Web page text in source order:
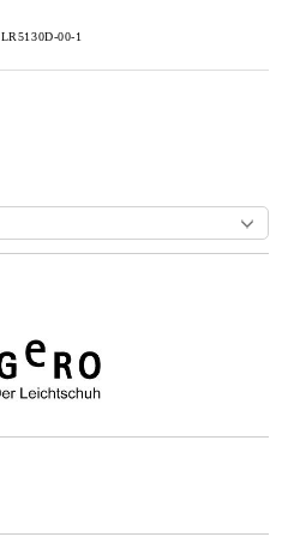
LR5130D-00-1